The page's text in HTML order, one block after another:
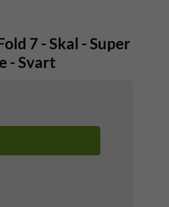
7 - Skal - Super
- Svart